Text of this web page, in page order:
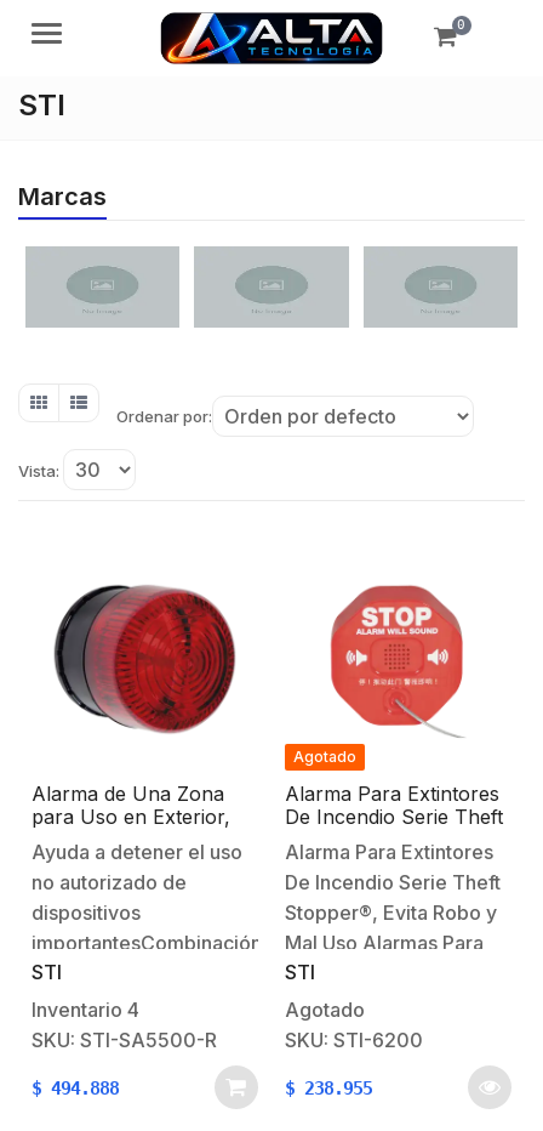
Menú 0
STI
Marcas
Ordenar por:
Vista:
Alarma de Una Zona
para Uso en Exterior,
Notificación Audible y
Visible, Color Rojo
Ayuda a detener el uso
no autorizado de
dispositivos
importantesCombinación
de sirena y LED súper
brillante intermitente32
sonidos seleccionables8
patrones de flash con
selección de
STI
Inventario 4
SKU: STI-SA5500-R
$ 494.888
Agotado
Alarma Para Extintores
De Incendio Serie Theft
Stopper®, Evita Robo y
Mal Uso. Alimentación a
9Vcd
Alarma Para Extintores
De Incendio Serie Theft
Stopper®, Evita Robo y
Mal Uso Alarmas Para
Extintores De Incendio
Serie Theft Stopper®
Disuade y Alerta del Mal
alarma Theft Stopper®
STI
Agotado
SKU: STI-6200
$ 238.955